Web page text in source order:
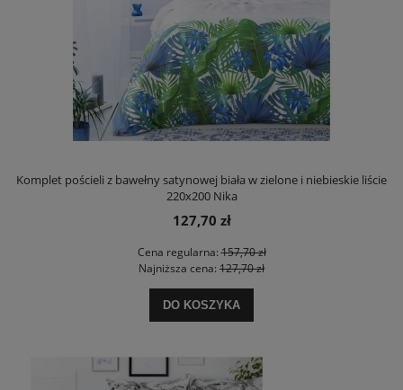
Komplet pościeli z bawełny satynowej biała w zielone i niebieskie liście
220x200 Nika
127,70 zł
Cena regularna:157,70 zł
Najniższa cena: 127,70 zł
DO KOSZYKA